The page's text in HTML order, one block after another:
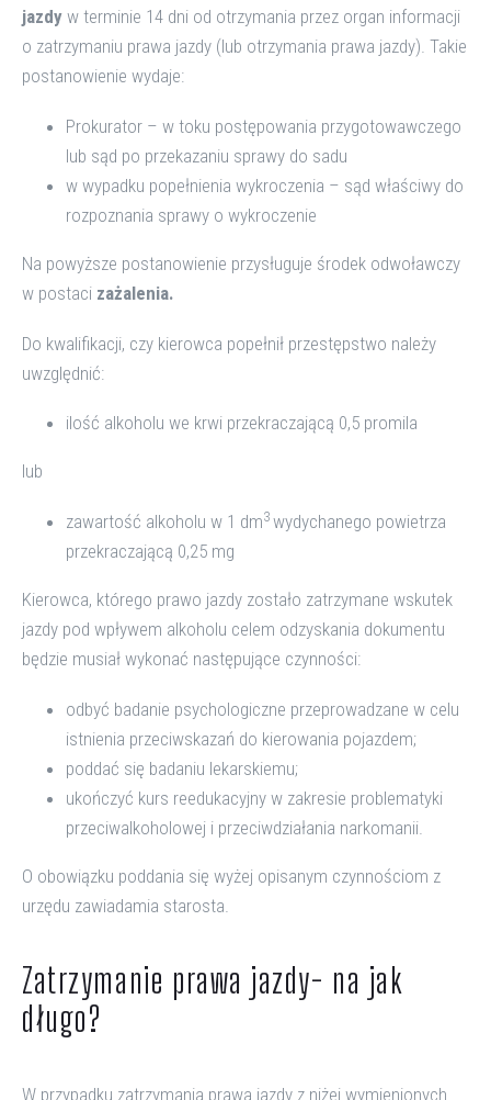
jazdy w terminie 14 dni od otrzymania przez organ informacji
o zatrzymaniu prawa jazdy (lub otrzymania prawa jazdy). Takie
postanowienie wydaje:
Prokurator – w toku postępowania przygotowawczego
lub sąd po przekazaniu sprawy do sadu
w wypadku popełnienia wykroczenia – sąd właściwy do
rozpoznania sprawy o wykroczenie
Na powyższe postanowienie przysługuje środek odwoławczy
w postaci zażalenia.
Do kwalifikacji, czy kierowca popełnił przestępstwo należy
uwzględnić:
ilość alkoholu we krwi przekraczającą 0,5 promila
lub
zawartość alkoholu w 1 dm3 wydychanego powietrza
przekraczającą 0,25 mg
Kierowca, którego prawo jazdy zostało zatrzymane wskutek
jazdy pod wpływem alkoholu celem odzyskania dokumentu
będzie musiał wykonać następujące czynności:
odbyć badanie psychologiczne przeprowadzane w celu
istnienia przeciwskazań do kierowania pojazdem;
poddać się badaniu lekarskiemu;
ukończyć kurs reedukacyjny w zakresie problematyki
przeciwalkoholowej i przeciwdziałania narkomanii.
O obowiązku poddania się wyżej opisanym czynnościom z
urzędu zawiadamia starosta.
Zatrzymanie prawa jazdy- na jak
długo?
W przypadku zatrzymania prawa jazdy z niżej wymienionych